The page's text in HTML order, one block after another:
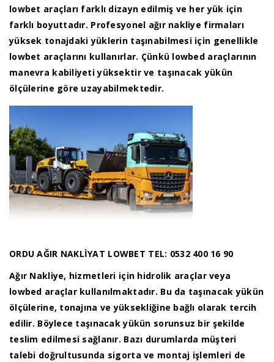
lowbet araçları farklı dizayn edilmiş ve her yük için
farklı boyuttadır. Profesyonel ağır nakliye firmaları
yüksek tonajdaki yüklerin taşınabilmesi için genellikle
lowbet araçlarını kullanırlar. Çünkü lowbed araçlarının
manevra kabiliyeti yüksektir ve taşınacak yükün
ölçülerine göre uzayabilmektedir.
ORDU AĞIR NAKLİYAT LOWBET TEL: 0532 400 16 90
Ağır Nakliye, hizmetleri için hidrolik araçlar veya
lowbed araçlar kullanılmaktadır. Bu da taşınacak yükün
ölçülerine, tonajına ve yüksekliğine bağlı olarak tercih
edilir. Böylece taşınacak yükün sorunsuz bir şekilde
teslim edilmesi sağlanır. Bazı durumlarda müşteri
talebi doğrultusunda sigorta ve montaj işlemleri de